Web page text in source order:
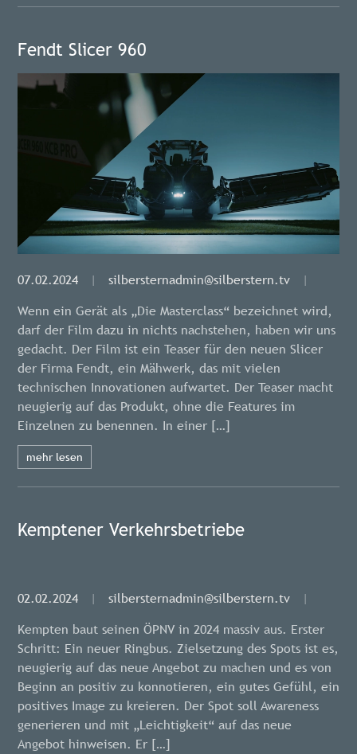
Fendt Slicer 960
07.02.2024 | silbersternadmin@silberstern.tv |
Wenn ein Gerät als „Die Masterclass“ bezeichnet wird,
darf der Film dazu in nichts nachstehen, haben wir uns
gedacht. Der Film ist ein Teaser für den neuen Slicer
der Firma Fendt, ein Mähwerk, das mit vielen
technischen Innovationen aufwartet. Der Teaser macht
neugierig auf das Produkt, ohne die Features im
Einzelnen zu benennen. In einer […]
mehr lesen
Kemptener Verkehrsbetriebe
02.02.2024 | silbersternadmin@silberstern.tv |
Kempten baut seinen ÖPNV in 2024 massiv aus. Erster
Schritt: Ein neuer Ringbus. Zielsetzung des Spots ist es,
neugierig auf das neue Angebot zu machen und es von
Beginn an positiv zu konnotieren, ein gutes Gefühl, ein
positives Image zu kreieren. Der Spot soll Awareness
generieren und mit „Leichtigkeit“ auf das neue
Angebot hinweisen. Er […]